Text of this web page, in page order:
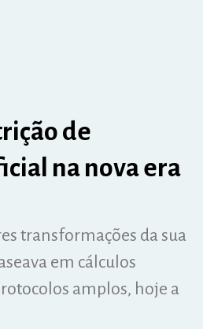
de
na nova era
transformações da sua
em cálculos
amplos, hoje a